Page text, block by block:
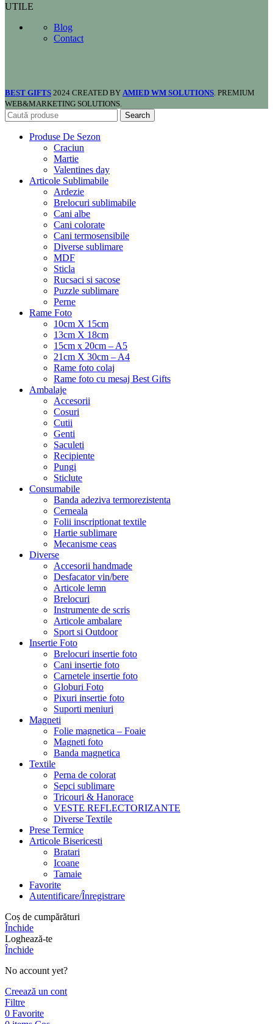
UTILE
Blog
Contact
BEST GIFTS 2024 CREATED BY AMIED WM SOLUTIONS . PREMIUM
WEB&MARKETING SOLUTIONS.
Search
Produse De Sezon
Craciun
Martie
Valentines day
Articole Sublimabile
Ardezie
Brelocuri sublimabile
Cani albe
Cani colorate
Cani termosensibile
Diverse sublimare
MDF
Sticla
Rucsaci si sacose
Puzzle sublimare
Perne
Rame Foto
10cm X 15cm
13cm X 18cm
15cm x 20cm – A5
21cm X 30cm – A4
Rame foto colaj
Rame foto cu mesaj Best Gifts
Ambalaje
Accesorii
Cosuri
Cutii
Genti
Saculeti
Recipiente
Pungi
Sticlute
Consumabile
Banda adeziva termorezistenta
Cerneala
Folii inscriptionat textile
Hartie sublimare
Mecanisme ceas
Diverse
Accesorii handmade
Desfacator vin/bere
Articole lemn
Brelocuri
Instrumente de scris
Articole ambalare
Sport si Outdoor
Insertie Foto
Brelocuri insertie foto
Cani insertie foto
Carnetele insertie foto
Globuri Foto
Pixuri insertie foto
Suporti meniuri
Magneti
Folie magnetica – Foaie
Magneti foto
Banda magnetica
Textile
Perna de colorat
Sepci sublimare
Tricouri & Hanorace
VESTE REFLECTORIZANTE
Diverse Textile
Prese Termice
Articole Bisericesti
Bratari
Icoane
Tamaie
Favorite
Autentificare/Înregistrare
Coș de cumpărături
Închide
Loghează-te
Închide
No account yet?
Creează un cont
Filtre
0 Favorite